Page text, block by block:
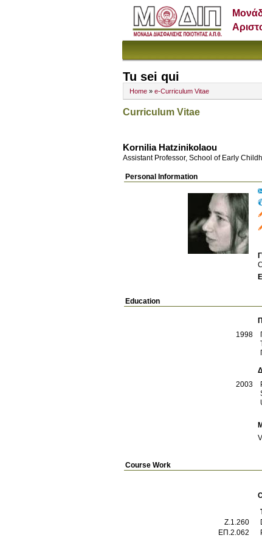
Tu sei qui
Home » e-Curriculum Vitae
Curriculum Vitae
Kornilia Hatzinikolaou
Assistant Professor, School of Early
Personal Information
Education
1998
2003
Course Work
Ζ.1.260
ΕΠ.2.062